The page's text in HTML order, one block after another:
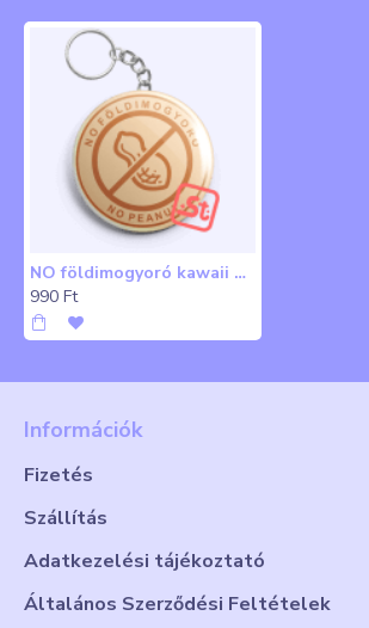
NO földimogyoró kawaii mentes üvegbontós kulcstartó
990 Ft
Információk
Fizetés
Szállítás
Adatkezelési tájékoztató
Általános Szerződési Feltételek